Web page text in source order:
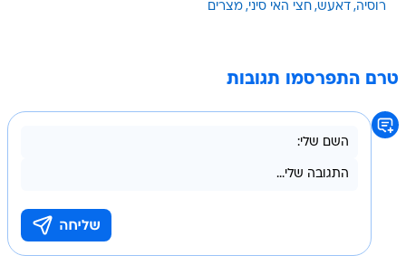
רוסיה דאעש חצי האי סיני מצרים
טרם התפרסמו תגובות